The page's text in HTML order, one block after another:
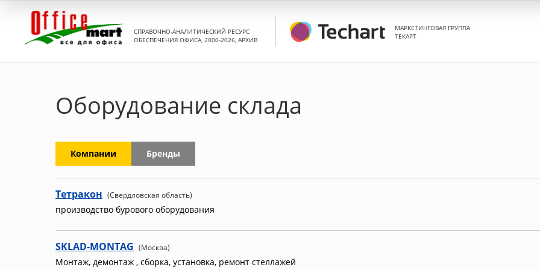
СПРАВОЧНО-АНАЛИТИЧЕСКИЙ РЕСУРС
ОБЕСПЕЧЕНИЯ ОФИСА, 2000-2026, АРХИВ
МАРКЕТИНГОВАЯ ГРУППА
ТЕКАРТ
Оборудование склада
Компании Бренды
Тетракон (Свердловская область)
производство бурового оборудования
SKLAD-MONTAG (Москва)
Монтаж, демонтаж , сборка, установка, ремонт стеллажей